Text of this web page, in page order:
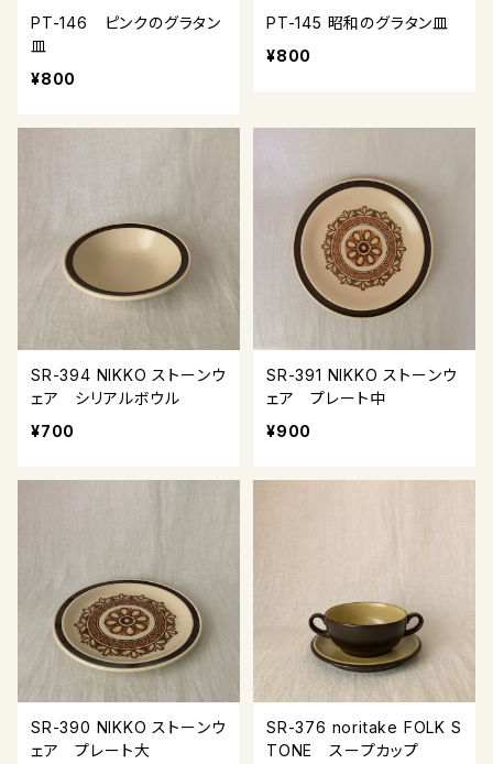
PT-146 ピンクのグラタン
皿
¥800
PT-145 昭和のグラタン皿
¥800
SR-394 NIKKO ストーンウ
ェア シリアルボウル
¥700
SR-391 NIKKO ストーンウ
ェア プレート中
¥900
SR-390 NIKKO ストーンウ
ェア プレート大
SR-376 noritake FOLK S
TONE スープカップ